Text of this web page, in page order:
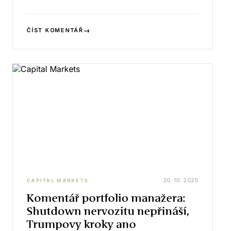
ČÍST KOMENTÁŘ →
CAPITAL MARKETS 20. 10. 2025
Komentář portfolio manažera:
Shutdown nervozitu nepřináší,
Trumpovy kroky ano